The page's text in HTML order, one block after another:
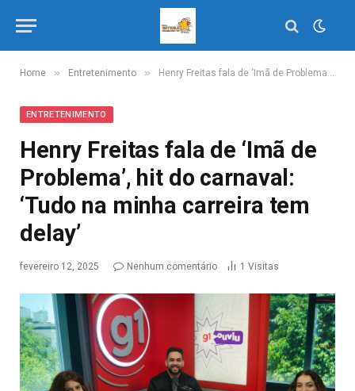
Home » Entretenimento » Henry Freitas fala de ‘Imã de Problema’, hit do carnaval: ‘Tudo na minha carreira tem delay’
ENTRETENIMENTO
Henry Freitas fala de ‘Imã de
Problema’, hit do carnaval:
‘Tudo na minha carreira tem
delay’
fevereiro 12, 2025 Nenhum comentário 1 Visitas